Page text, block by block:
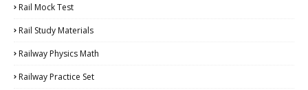
Rail Mock Test
Rail Study Materials
Railway Physics Math
Railway Practice Set